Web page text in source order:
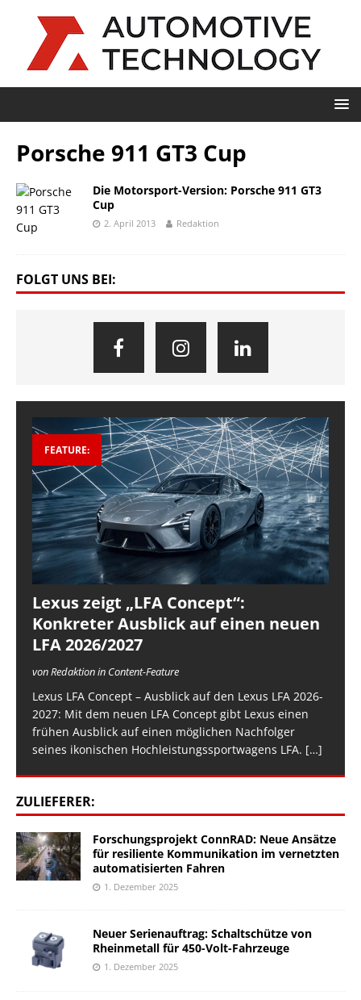
Porsche 911 GT3 Cup
Die Motorsport-Version: Porsche 911 GT3
Cup
2. April 2013 Redaktion
FOLGT UNS BEI:
FEATURE:
Lexus zeigt „LFA Concept“:
Konkreter Ausblick auf einen neuen
LFA 2026/2027
von Redaktion in Content-Feature
Lexus LFA Concept – Ausblick auf den Lexus LFA 2026-
2027: Mit dem neuen LFA Concept gibt Lexus einen
frühen Ausblick auf einen möglichen Nachfolger
seines ikonischen Hochleistungssportwagens LFA. […]
ZULIEFERER:
Forschungsprojekt ConnRAD: Neue Ansätze
für resiliente Kommunikation im vernetzten
automatisierten Fahren
1. Dezember 2025
Neuer Serienauftrag: Schaltschütze von
Rheinmetall für 450-Volt-Fahrzeuge
1. Dezember 2025